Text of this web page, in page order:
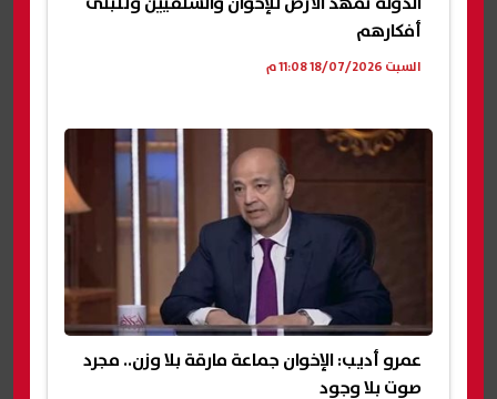
أفكارهم
السبت 18/07/2026 11:08 م
عمرو أديب: الإخوان جماعة مارقة بلا وزن.. مجرد
صوت بلا وجود